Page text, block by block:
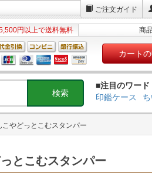
ご注文ガイド
円以上で送料無料 商
カート
■注目のワード
印鑑ケース
やどっとこむスタンパー
とこむスタンパー